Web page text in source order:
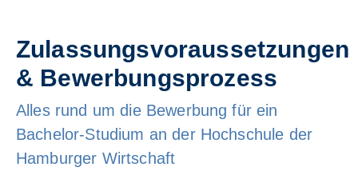
Zulassungsvoraussetzungen
& Bewerbungsprozess
Alles rund um die Bewerbung für ein
Bachelor-Studium an der Hochschule der
Hamburger Wirtschaft